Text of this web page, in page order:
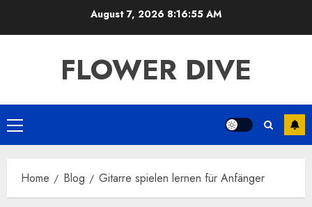
August 7, 2026 8:16:55 AM
FLOWER DIVE
Primary
Menu
Home Blog Gitarre spielen lernen für Anfänger